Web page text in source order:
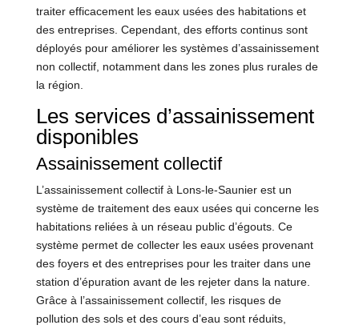
traiter efficacement les eaux usées des habitations et
des entreprises. Cependant, des efforts continus sont
déployés pour améliorer les systèmes d’assainissement
non collectif, notamment dans les zones plus rurales de
la région.
Les services d’assainissement
disponibles
Assainissement collectif
L’assainissement collectif à Lons-le-Saunier est un
système de traitement des eaux usées qui concerne les
habitations reliées à un réseau public d’égouts. Ce
système permet de collecter les eaux usées provenant
des foyers et des entreprises pour les traiter dans une
station d’épuration avant de les rejeter dans la nature.
Grâce à l’assainissement collectif, les risques de
pollution des sols et des cours d’eau sont réduits,